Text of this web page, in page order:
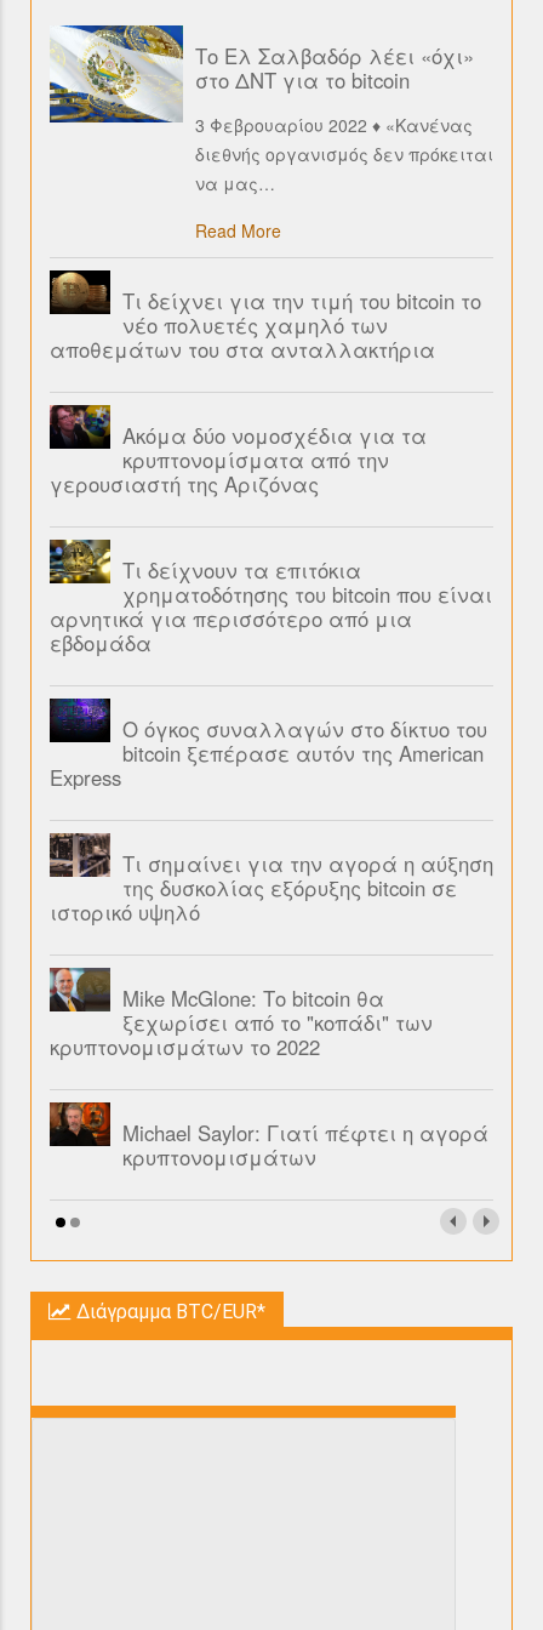
Το Ελ Σαλβαδόρ λέει «όχι»
στο ΔΝΤ για το bitcoin
3 Φεβρουαρίου 2022 ♦ «Κανένας
διεθνής οργανισμός δεν πρόκειται
να μας…
Read More
Τι δείχνει για την τιμή του bitcoin το
νέο πολυετές χαμηλό των
αποθεμάτων του στα ανταλλακτήρια
Ακόμα δύο νομοσχέδια για τα
κρυπτονομίσματα από την
γερουσιαστή της Αριζόνας
Τι δείχνουν τα επιτόκια
χρηματοδότησης του bitcoin που είναι
αρνητικά για περισσότερο από μια
εβδομάδα
Ο όγκος συναλλαγών στο δίκτυο του
bitcoin ξεπέρασε αυτόν της American
Express
Τι σημαίνει για την αγορά η αύξηση
της δυσκολίας εξόρυξης bitcoin σε
ιστορικό υψηλό
Mike McGlone: Το bitcoin θα
ξεχωρίσει από το "κοπάδι" των
κρυπτονομισμάτων το 2022
Michael Saylor: Γιατί πέφτει η αγορά
κρυπτονομισμάτων
Διάγραμμα BTC/EUR*